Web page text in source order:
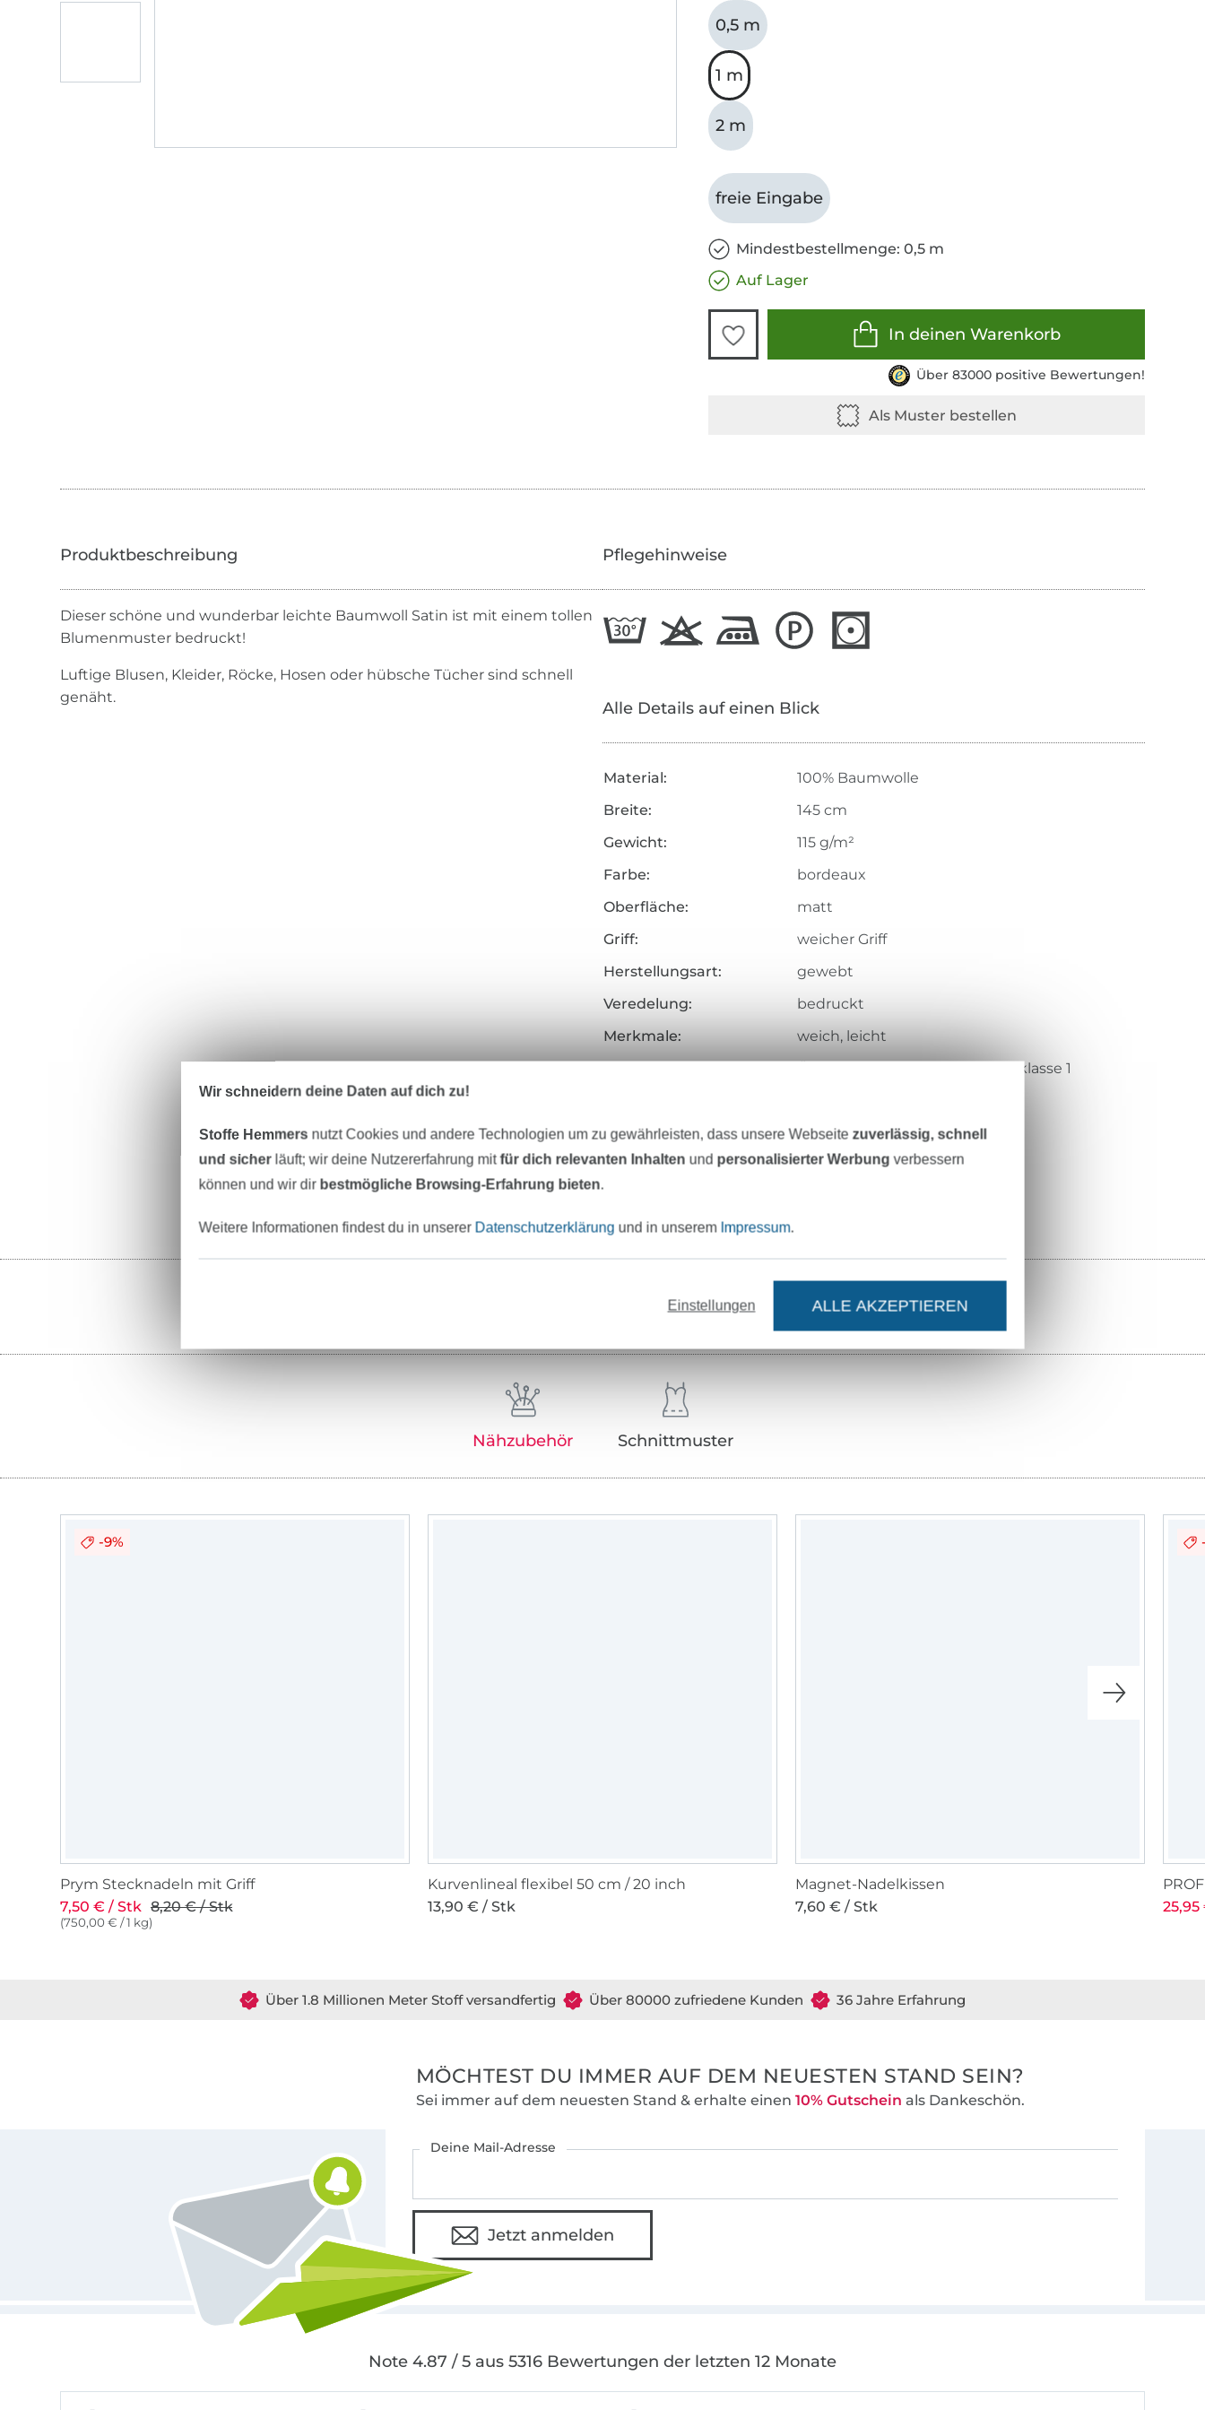
0,5 m
1 m
2 m
freie Eingabe
Mindestbestellmenge: 0,5 m
Auf Lager
In deinen Warenkorb
Über 83000 positive Bewertungen!
Dieser schöne und wunderbar leichte Baumwoll Satin ist mit einem tollen
Blumenmuster bedruckt!
Luftige Blusen, Kleider, Röcke, Hosen oder hübsche Tücher sind schnell
genäht.
Pflegehinweise
Alle Details auf einen Blick
Material:
100% Baumwolle
Breite:
145 cm
Gewicht:
115 g/m²
Farbe:
bordeaux
Oberfläche:
matt
Griff:
weicher Griff
Herstellungsart:
gewebt
Veredelung:
bedruckt
Merkmale:
weich, leicht
Öko-Tex-Standard 100 Produktklasse 1
Zertifikatsnummer:
1501004
Art.Nr.:
5917-005
Unser Tipp: Das passt dazu
Nähzubehör Schnittmuster
-9%
Prym Stecknadeln mit Griff
7,50 € / Stk 8,20 € / Stk
(750,00 € / 1 kg)
Kurvenlineal flexibel 50 cm / 20 inch
13,90 € / Stk
Magnet-Nadelkissen
7,60 € / Stk
Über 1.8 Millionen Meter Stoff versandfertig Über 80000 zufriedene Kunden 36 Jahre Erfahrung
MÖCHTEST DU IMMER AUF DEM NEUESTEN STAND SEIN?
Sei immer auf dem neuesten Stand & erhalte einen 10% Gutschein als Dankeschön.
Deine Mail-Adresse
Jetzt anmelden
Note 4.87 / 5 aus 5316 Bewertungen der letzten 12 Monate
Wir schneidern deine Daten auf dich zu!
Stoffe Hemmers nutzt Cookies und andere Technologien um zu gewährleisten, dass unsere Webseitezuverlässig, schnell
und sicherläuft; wir deine Nutzererfahrung mitfür dich relevanten Inhalten und personalisierter Werbung verbessern
können und wir dir bestmögliche Browsing-Erfahrung bieten.
Weitere Informationen findest du in unserer Datenschutzerklärung und in unserem Impressum.
Einstellungen ALLE AKZEPTIEREN